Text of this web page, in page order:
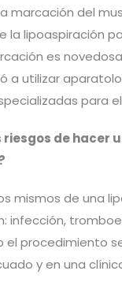
marcación del
la lipoaspiración
es
a utilizar
para
riesgos de hacer
mismos de una
infección,
el procedimiento
y en una